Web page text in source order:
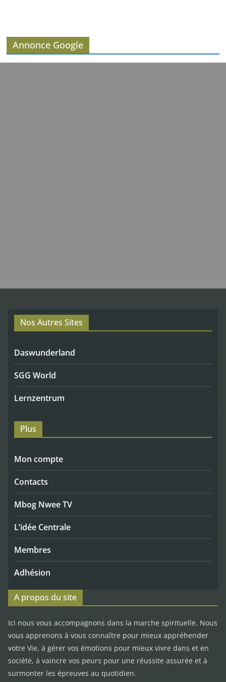
Annonce Google
Nos Autres Sites
Daswunderland
SGG World
Lernzentrum
Plus
Mon compte
Contacts
Mbog Nwee TV
L’idée Centrale
Membres
Adhésion
A propos du site
Ici nous vous accompagnons dans la marche spirituelle. Nous
vous apprenons à vous connaître pour mieux appréhender
votre Vie, à gérer vos émotions pour mieux vivre dans et en
société, à vaincre vos peurs pour une réussite assurée et à
surmonter les épreuves au quotidien.